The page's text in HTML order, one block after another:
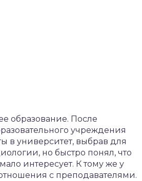
образование. После
учреждения
в университет, выбрав для
но быстро понял, что
интересует. К тому же у
с преподавателями.